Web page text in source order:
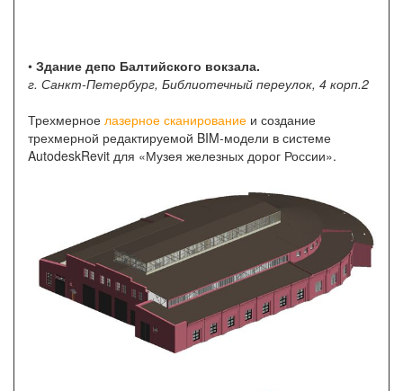
• Здание депо Балтийского вокзала.
г. Санкт-Петербург, Библиотечный переулок, 4 корп.2
Трехмерное лазерное сканирование и создание
трехмерной редактируемой BIM-модели в системе
AutodeskRevit для «Музея железных дорог России».